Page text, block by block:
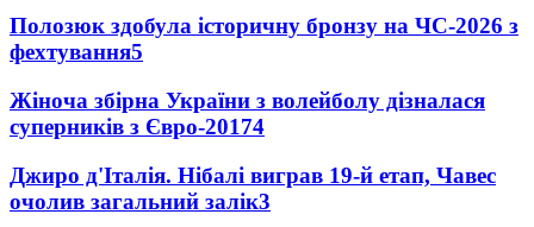
Полозюк здобула історичну бронзу на ЧС-2026 з
фехтування5
Жіноча збірна України з волейболу дізналася
суперників з Євро-20174
Джиро д'Італія. Нібалі виграв 19-й етап, Чавес
очолив загальний залік3